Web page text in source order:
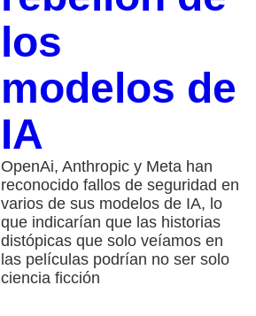
los
modelos de
IA
OpenAi, Anthropic y Meta han
reconocido fallos de seguridad en
varios de sus modelos de IA, lo
que indicarían que las historias
distópicas que solo veíamos en
las películas podrían no ser solo
ciencia ficción